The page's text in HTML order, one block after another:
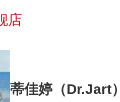
店
蒂佳婷（Dr.Jart